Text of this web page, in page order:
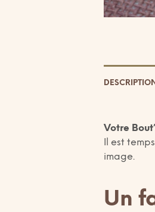
DESCRIPTION
Votre
Il est
image.
Un